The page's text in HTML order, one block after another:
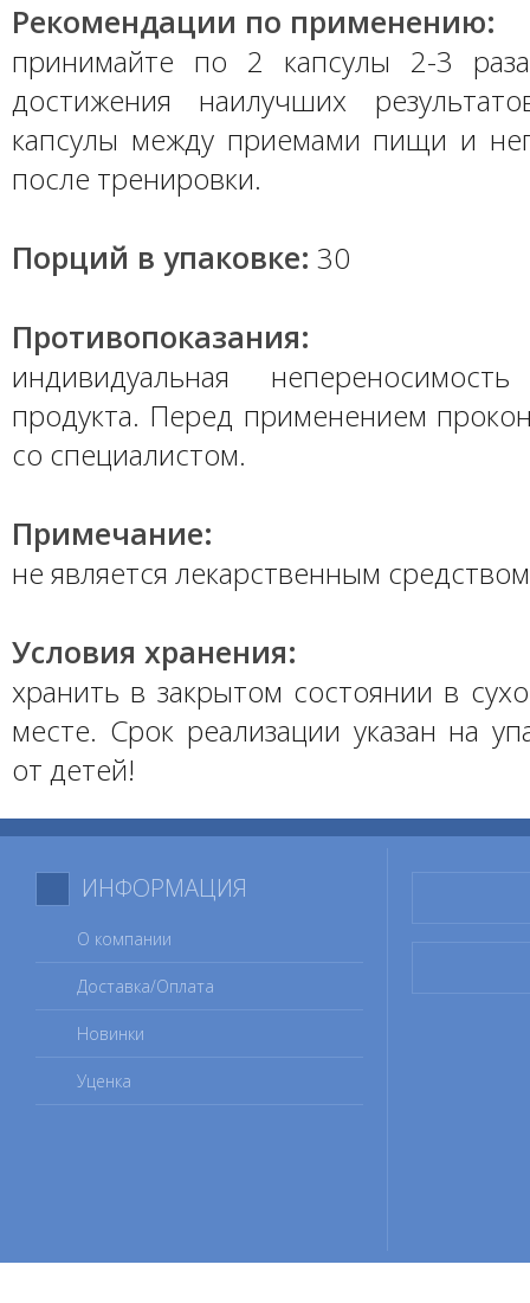
Рекомендации по применению:
принимайте по 2 капсулы 2-3
достижения наилучших
капсулы между приемами пищи и
после тренировки.
Порций в упаковке: 30
Противопоказания:
индивидуальная
продукта. Перед применением
со специалистом.
Примечание:
не является лекарственным
Условия хранения:
хранить в закрытом состоянии в
месте. Срок реализации указан на
от детей!
ИНФОРМАЦИЯ
О компании
Доставка/Оплата
Новинки
Уценка